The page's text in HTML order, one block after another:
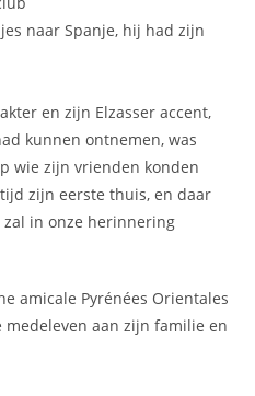
naar Spanje, hij had zijn
en zijn Elzasser accent,
kunnen ontnemen, was
wie zijn vrienden konden
zijn eerste thuis, en daar
in onze herinnering
amicale Pyrénées Orientales
aan zijn familie en